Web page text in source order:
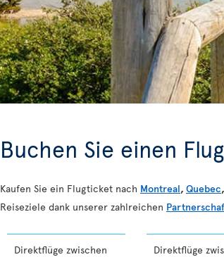
Buchen Sie einen
Kaufen Sie ein Flugticket nach Montreal, Quebec,
Reiseziele dank unserer zahlreichen
Direktflüge zwischen
Direktflüge